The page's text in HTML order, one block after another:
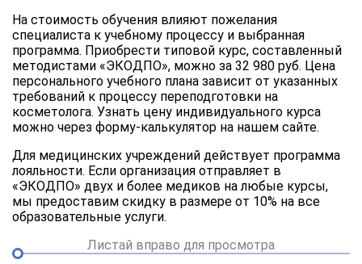
На стоимость обучения влияют пожелания
специалиста к учебному процессу и выбранная
программа. Приобрести типовой курс, составленный
методистами «ЭКОДПО», можно за 32 980 руб. Цена
персонального учебного плана зависит от указанных
требований к процессу переподготовки на
косметолога. Узнать цену индивидуального курса
можно через форму-калькулятор на нашем сайте.
Для медицинских учреждений действует программа
лояльности. Если организация отправляет в
«ЭКОДПО» двух и более медиков на любые курсы,
мы предоставим скидку в размере от 10% на все
образовательные услуги.
Листай вправо для просмотра